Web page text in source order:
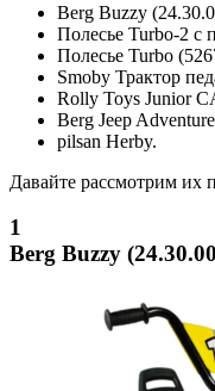
Berg Buzzy
Полесье Turbo-2 с
Полесье Turbo
Smoby Трактор
Rolly Toys Junior
Berg Jeep
pilsan Herby.
Давайте рассмотрим их
1
Berg Buzzy